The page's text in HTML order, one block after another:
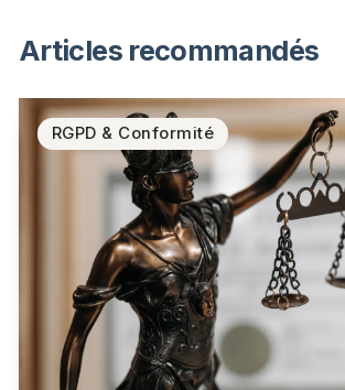
Articles recommandés
RGPD & Conformité